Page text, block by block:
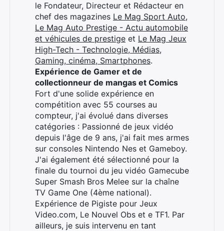
le Fondateur, Directeur et Rédacteur en
chef des magazines Le Mag Sport Auto,
Le Mag Auto Prestige - Actu automobile
et véhicules de prestige et Le Mag Jeux
High-Tech - Technologie, Médias,
Gaming, cinéma, Smartphones.
Expérience de Gamer et de
collectionneur de mangas et Comics
Fort d'une solide expérience en
compétition avec 55 courses au
compteur, j'ai évolué dans diverses
catégories : Passionné de jeux vidéo
depuis l'âge de 9 ans, j'ai fait mes armes
sur consoles Nintendo Nes et Gameboy.
J'ai également été sélectionné pour la
finale du tournoi du jeu vidéo Gamecube
Super Smash Bros Melee sur la chaîne
TV Game One (4ème national).
Expérience de Pigiste pour Jeux
Video.com, Le Nouvel Obs et e TF1. Par
ailleurs, je suis intervenu en tant